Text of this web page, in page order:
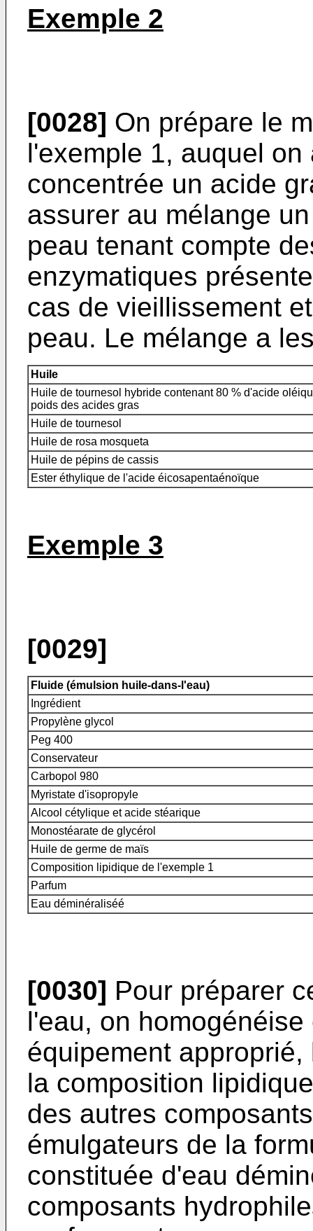
Exemple 2
[0028] On prépare le
l'exemple 1, auquel
concentrée un acide
assurer au mélange
peau tenant compte
enzymatiques
cas de vieillissement
peau. Le mélange a
Huile
Huile de tournesol hybride contenant 80 % d'acide
poids des acides gras
Huile de tournesol
Huile de rosa mosqueta
Huile de pépins de cassis
Ester éthylique de l'acide éicosapentaénoïque
Exemple 3
[0029]
Fluide (émulsion huile-dans-l'eau)
Ingrédient
Propylène glycol
Peg 400
Conservateur
Carbopol 980
Myristate d'isopropyle
Alcool cétylique et acide stéarique
Monostéarate de glycérol
Huile de germe de maïs
Composition lipidique de l'exemple 1
Parfum
Eau déminéraliséé
[0030] Pour préparer
l'eau, on
équipement
la composition
des autres
émulgateurs de la
constituée d'eau
composants